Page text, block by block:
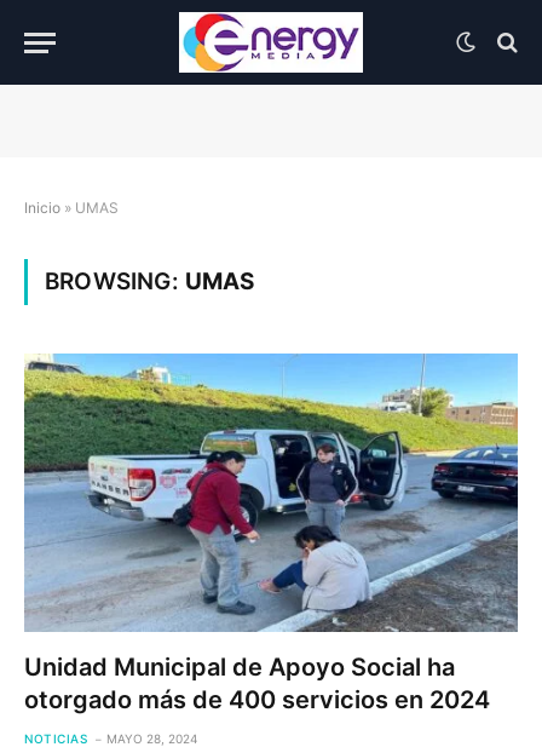
Inicio » UMAS
BROWSING: UMAS
Unidad Municipal de Apoyo Social ha
otorgado más de 400 servicios en 2024
NOTICIAS MAYO 28, 2024